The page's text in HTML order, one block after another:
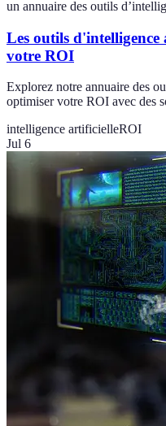
un annuaire des outils
Les outils
votre ROI
Explorez notre annuaire des
optimiser votre ROI avec des
intelligence artificielleROI
Jul 6